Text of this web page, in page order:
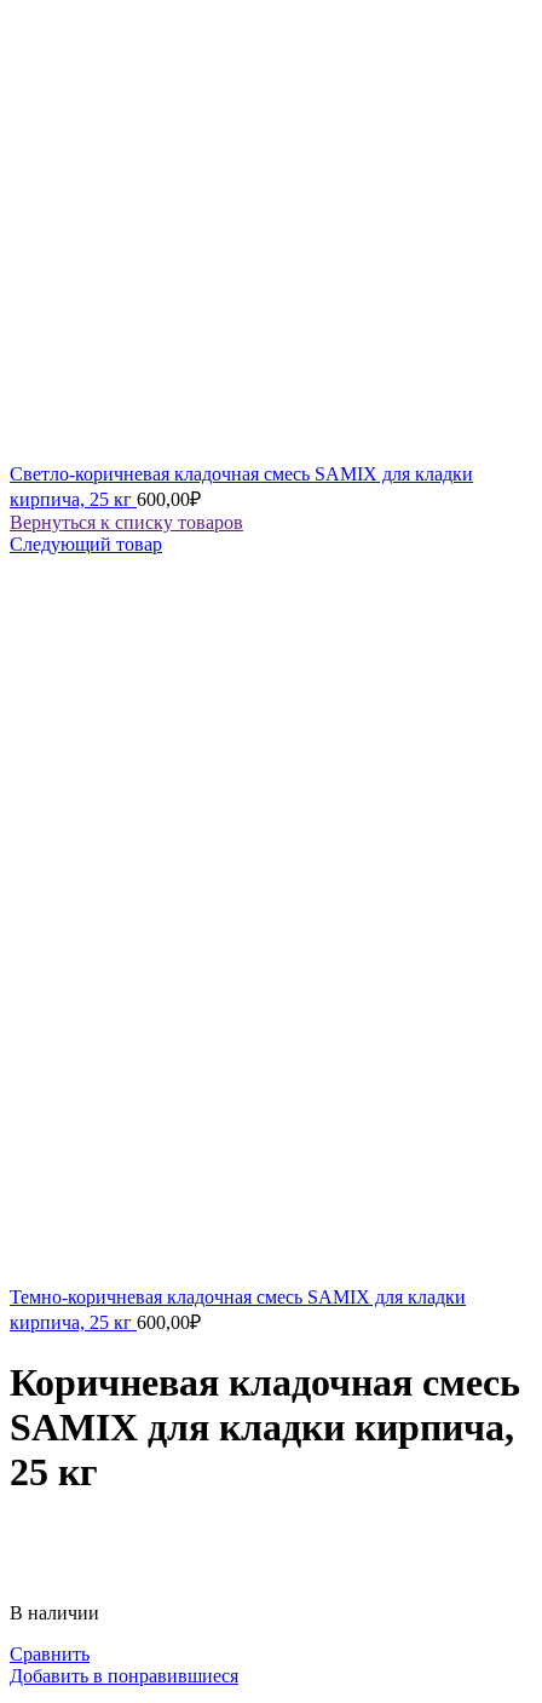
Светло-коричневая кладочная смесь SAMIX для кладки
кирпича, 25 кг 600,00₽
Вернуться к списку товаров
Следующий товар
Темно-коричневая кладочная смесь SAMIX для кладки
кирпича, 25 кг 600,00₽
Коричневая кладочная смесь
SAMIX для кладки кирпича,
25 кг
В наличии
Сравнить
Добавить в понравившиеся